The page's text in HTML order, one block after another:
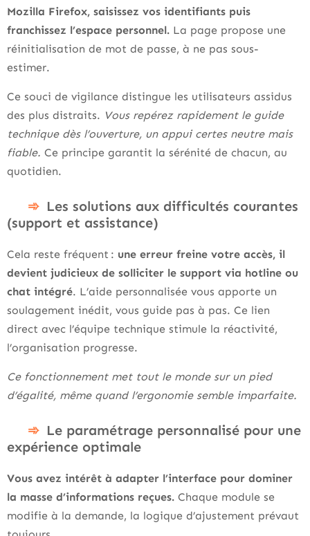
Mozilla Firefox, saisissez vos identifiants puis
franchissez l’espace personnel. La page propose une
réinitialisation de mot de passe, à ne pas sous-
estimer.
Ce souci de vigilance distingue les utilisateurs assidus
des plus distraits. Vous repérez rapidement le guide
technique dès l’ouverture, un appui certes neutre mais
fiable. Ce principe garantit la sérénité de chacun, au
quotidien.
Les solutions aux difficultés courantes
(support et assistance)
Cela reste fréquent : une erreur freine votre accès, il
devient judicieux de solliciter le support via hotline ou
chat intégré. L’aide personnalisée vous apporte un
soulagement inédit, vous guide pas à pas. Ce lien
direct avec l’équipe technique stimule la réactivité,
l’organisation progresse.
Ce fonctionnement met tout le monde sur un pied
d’égalité, même quand l’ergonomie semble imparfaite.
Le paramétrage personnalisé pour une
expérience optimale
Vous avez intérêt à adapter l’interface pour dominer
la masse d’informations reçues. Chaque module se
modifie à la demande, la logique d’ajustement prévaut